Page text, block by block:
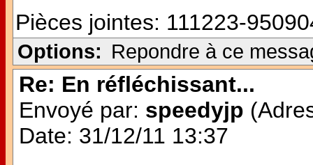
Pièces jointes: 111223-
Options: Repondre à ce
Re: En réfléchissant...
Envoyé par: speedyjp
Date: 31/12/11 13:37